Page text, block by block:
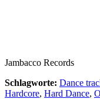
Jambacco Records
Schlagworte: Dance
Hardcore, Hard Dance,